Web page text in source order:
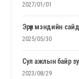
2027/01/01
эрүүл мэндийн
2025/05/30
сул ажлын байр
2023/08/29